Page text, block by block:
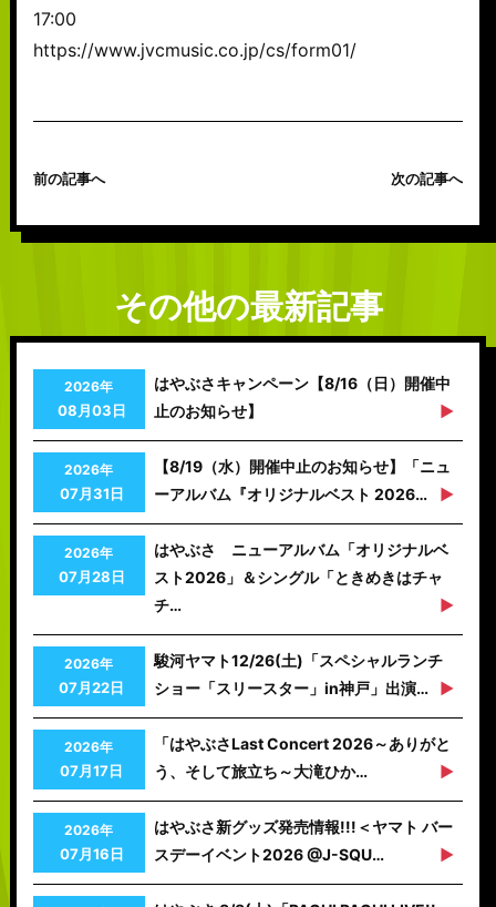
17:00
https://www.jvcmusic.co.jp/cs/form01/
前の記事へ 次の記事へ
その他の最新記事
2026年
08月03日
はやぶさキャンペーン【8/16（日）開催中
止のお知らせ】
2026年
07月31日
【8/19（水）開催中止のお知らせ】「ニュ
ーアルバム『オリジナルベスト 2026…
2026年
07月28日
はやぶさ ニューアルバム「オリジナルベ
スト2026」＆シングル「ときめきはチャ
チ…
2026年
07月22日
駿河ヤマト12/26(土)「スペシャルランチ
ショー「スリースター」in神戸」出演…
2026年
07月17日
「はやぶさLast Concert 2026～ありがと
う、そして旅立ち～大滝ひか…
2026年
07月16日
はやぶさ新グッズ発売情報!!!＜ヤマト バー
スデーイベント2026 @J-SQU…